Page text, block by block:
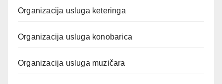
Organizacija usluga keteringa
Organizacija usluga konobarica
Organizacija usluga muzičara